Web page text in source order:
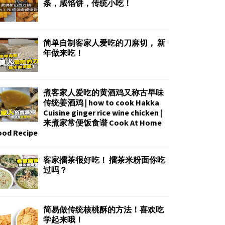
条，咸馅饼，传统小吃！
简单自制客家人爱吃的刀麻切， 新
年做来吃！
煮客家人爱吃的黄酒鸡又称古早味
传统姜酒鸡 | how to cook Hakka
Cuisine ginger rice wine chicken |
来煮家常便饭食谱 Cook At Home
Recipe
客家擂茶很好吃！ 擂茶米粉面你吃
过吗？
简易做传统核桃酥的方法！喜欢吃
学起来哦！